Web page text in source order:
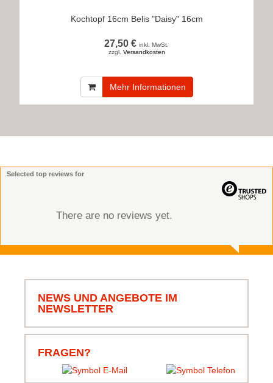
Kochtopf 16cm Belis "Daisy" 16cm
27,50 € inkl. MwSt.
zzgl. Versandkosten
Mehr Informationen
Selected top reviews for
There are no reviews yet.
NEWS UND ANGEBOTE IM
NEWSLETTER
FRAGEN?